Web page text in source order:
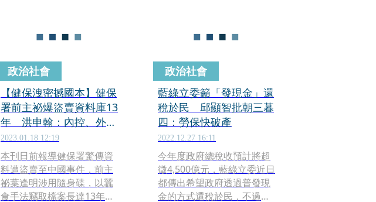
真心話早被截圖，遭到網友
「民進黨珍愛台灣。」
政治社會
【健保洩密撼國本】健保
署前主祕爆盜賣資料庫13
年 洪申翰：內控、外控
完全失靈
2023.01.18 12:19
本刊日前報導健保署驚傳資
料遭盜賣至中國事件，前主
祕葉逢明涉用隨身碟，以蠶
食手法竊取檔案長達13年，
政治社會
藍綠立委籲「發現金」還
稅於民 邱顯智批朝三暮
四：勞保快破產
2022.12.27 16:11
今年度政府總稅收預計將超
徵4,500億元，藍綠立委近日
都傳出希望政府透過普發現
金的方式還稅於民，不過時